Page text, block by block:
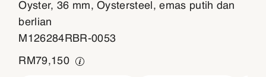
Oyster, 36 mm, Oystersteel, emas putih dan
berlian
M126284RBR-0053
RM79,150